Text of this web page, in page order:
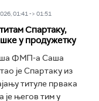
01:41 -> 01:51
Спартаку,
у продужетку
ФМП-а Саша
је Спартаку из
титуле првака
је његов тим у